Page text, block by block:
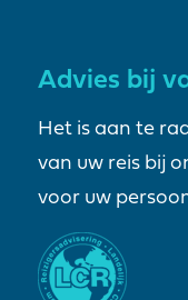
Advies bij
Het is aan te
van uw reis bij
voor uw